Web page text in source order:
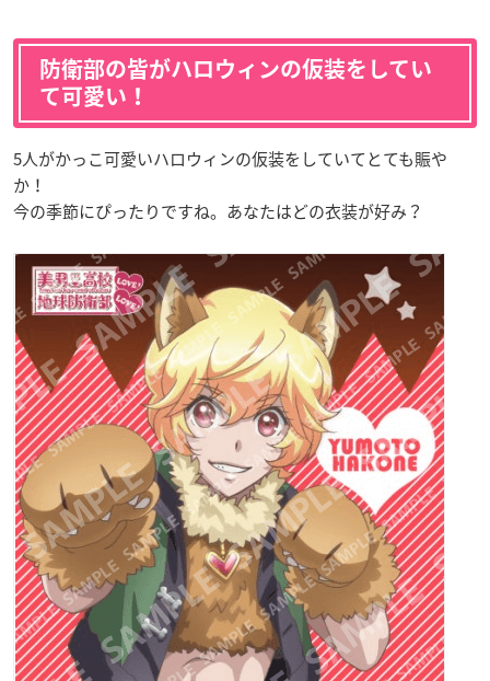
防衛部の皆がハロウィンの仮装をしてい
て可愛い！
5人がかっこ可愛いハロウィンの仮装をしていてとても賑や
か！
今の季節にぴったりですね。あなたはどの衣装が好み？